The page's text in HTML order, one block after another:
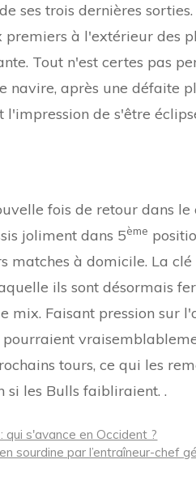
ses trois dernières
à l'extérieur des
Tout n'est certes pas
navire, après une défaite
de s'être
fois de retour dans le
joliment dans 5ème
à domicile. La clé
ils sont désormais
mix. Faisant pression sur
tours, ce qui les
les Bulls faibliraient. .
qui s'avance en Occident ?
sourdine par l’entraîneur-chef